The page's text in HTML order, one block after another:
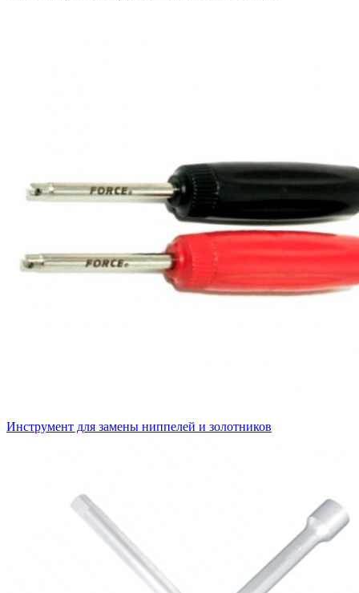
Инструмент для замены ниппелей и золотников